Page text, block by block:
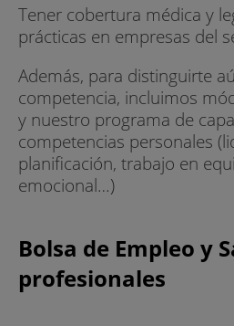
Tener cobertura médica y
prácticas en empresas del
Además, para distinguirte
competencia, incluimos
y nuestro programa de
competencias personales
planificación, trabajo en
emocional…)
Bolsa de Empleo y
profesionales